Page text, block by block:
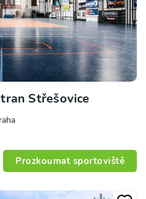
Střešovice
Prozkoumat sportoviště